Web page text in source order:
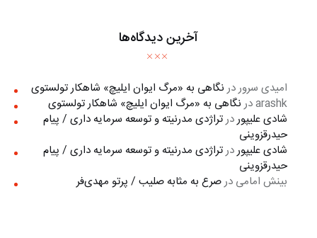
آخرین دیدگاه‌ها
امیدی سروردرنگاهی به «مرگ ايوان ايليچ» شاهکار تولستوی
arashkدرنگاهی به «مرگ ايوان ايليچ» شاهکار تولستوی
شادی علیپوردرتراژدی مدرنیته و توسعه سرمایه داری / پیام
حیدرقزوینی
شادی علیپوردرتراژدی مدرنیته و توسعه سرمایه داری / پیام
حیدرقزوینی
بینش امامی درصرع به مثابه صلیب / پرتو مهدی‌فر